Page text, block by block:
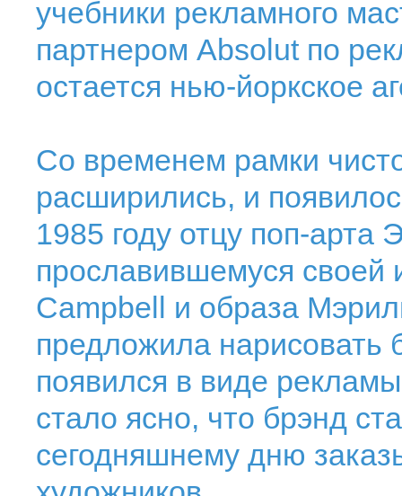
учебники рекламного
партнером Absolut по
остается нью-йоркское
Со временем рамки
расширились, и
1985 году отцу поп-арта
прославившемуся своей
Campbell и образа
предложила нарисовать
появился в виде
стало ясно, что брэнд
сегодняшнему дню